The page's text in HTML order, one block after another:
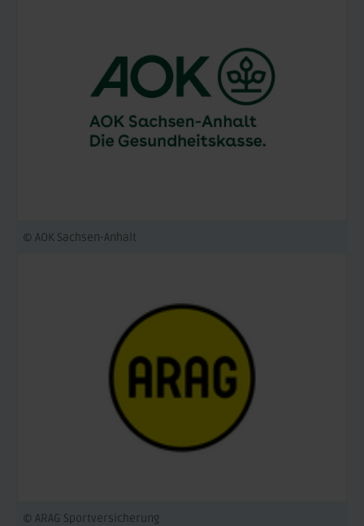
© AOK Sachsen-Anhalt
© ARAG Sportversicherung